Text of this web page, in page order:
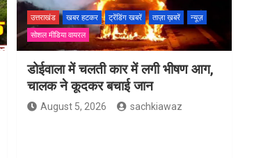
उत्तराखंड खबर हटकर ट्रेंडिंग खबरें ताज़ा ख़बरें
न्यूज़
सोशल मीडिया वायरल
डोईवाला में चलती कार में लगी भीषण आग,
चालक ने कूदकर बचाई जान
August 5, 2026 sachkiawaz